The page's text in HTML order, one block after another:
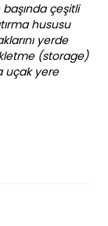
çeşitli
hususu
yerde
(storage)
uçak yere